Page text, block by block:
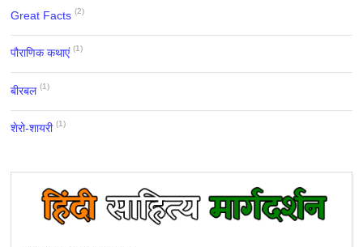
Great Facts (2)
पौराणिक कथाएं (1)
बीरबल (1)
शेरो-शायरी (1)